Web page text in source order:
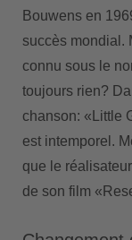
Bouwens en
succès mondial.
connu sous le
toujours rien?
chanson: «Little
est intemporel.
que le
de son film